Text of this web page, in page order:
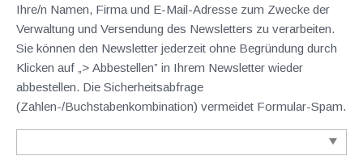
Ihre/n Namen, Firma und E-Mail-Adresse zum Zwecke der
Verwaltung und Versendung des Newsletters zu verarbeiten.
Sie können den Newsletter jederzeit ohne Begründung durch
Klicken auf „> Abbestellen” in Ihrem Newsletter wieder
abbestellen. Die Sicherheitsabfrage
(Zahlen-/Buchstabenkombination) vermeidet Formular-Spam.